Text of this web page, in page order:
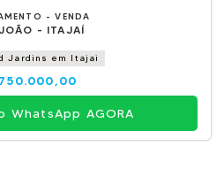
- VENDA
- ITAJAÍ
Jardins em Itajai
WhatsApp AGORA